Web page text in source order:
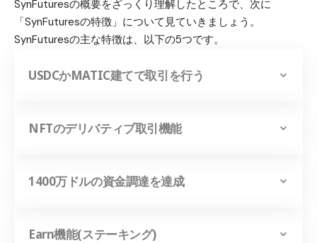
SynFuturesの概要をざっくり理解したところで、次に
「SynFuturesの特徴」について見ていきましょう。
SynFuturesの主な特徴は、以下の5つです。
USDCかMATIC建てで取引を行う
NFTのデリバティブ取引機能
1400万ドルの資金調達を達成
Earn機能(ステーキング)